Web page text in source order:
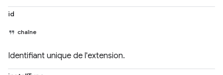
id
chaîne
Identifiant unique de l'extension.